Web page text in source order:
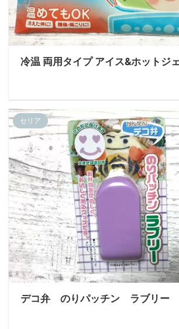
冷温 両用タイプ アイス&ホット
セリア
デコ弁 のりパッチン ラブリー